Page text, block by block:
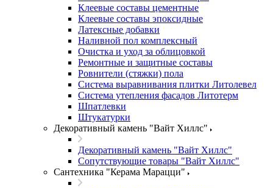
Клеевые составы цементные
Клеевые составы эпоксидные
Латексные добавки
Наливной пол комплексный
Очистка и уход за облицовкой
Ремонтные и защитные составы
Ровнители (стяжки) пола
Система выравнивания плитки Литолевел
Система утепления фасадов Литотерм
Шпатлевки
Штукатурки
Декоративный камень "Вайт Хиллс"
Декоративный камень "Вайт Хиллс"
Сопутствующие товары "Вайт Хиллс"
Сантехника "Керама Марацци"